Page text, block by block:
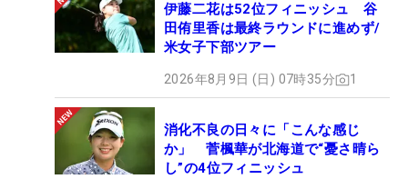
伊藤二花は52位フィニッシュ 谷
田侑里香は最終ラウンドに進めず/
米女子下部ツアー
2026年8月9日 (日) 07時35分 1
消化不良の日々に「こんな感じ
か」 菅楓華が北海道で“憂さ晴ら
し”の4位フィニッシュ